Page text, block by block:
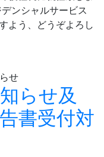
ンシャルサービス
よう、どうぞよろし
せ
らせ及
書受付対